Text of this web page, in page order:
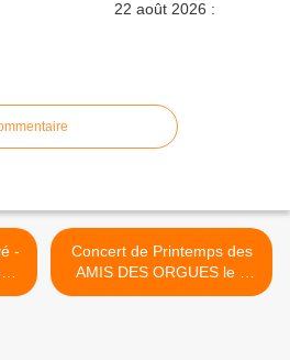
Concert de Printemps des
AMIS DES ORGUES le 8
mars 2020 en l’Église de St